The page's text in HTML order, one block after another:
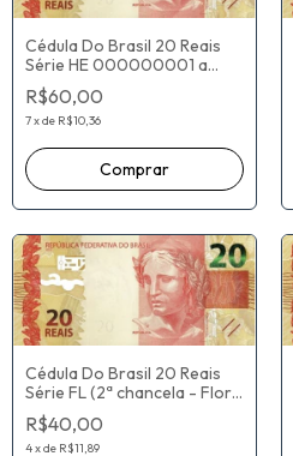
Cédula Do Brasil 20 Reais
Série HE 000000001 a
072615000 (2ª chancela -
Flor De Estampa) Eduardo
Refinetti Guardia / Ilan
R$60,00
7xde R$10,36
Cédula Do Brasil 20 Reais
Série FL (2ª chancela - Flor
De Estampa) Henrique de
Campos Meirelles / Ilan
Goldfajn
R$40,00
4xde R$11,89